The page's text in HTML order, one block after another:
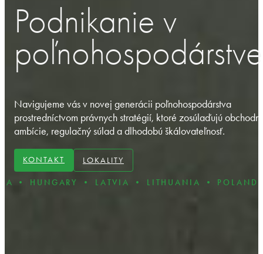
Podnikanie v
poľnohospodárstve
Navigujeme vás v novej generácii poľnohospodárstva
prostredníctvom právnych stratégií, ktoré zosúlaďujú
ambície, regulačný súlad a dlhodobú škálovateľnosť.
KONTAKT LOKALITY
• LATVIA • LITHUANIA • POLAND •